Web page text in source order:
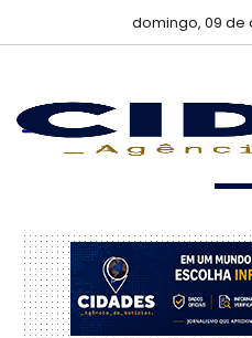
domingo, 09 de